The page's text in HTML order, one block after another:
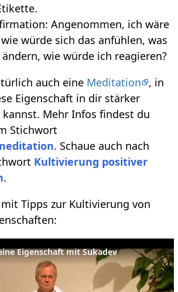
Angenommen, ich wäre
würde sich das anfühlen, was
wie würde ich reagieren?
auch eine Meditation
, in
Eigenschaft in dir stärker
kannst. Mehr Infos findest du
Stichwort
. Schaue auch nach
Kultivierung positiver
.
Tipps zur Kultivierung von
Eigenschaft mit Sukadev